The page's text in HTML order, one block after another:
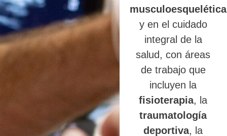
y en el cuidado
integral de la
salud, con áreas
de trabajo que
incluyen la
fisioterapia, la
traumatología
deportiva, la